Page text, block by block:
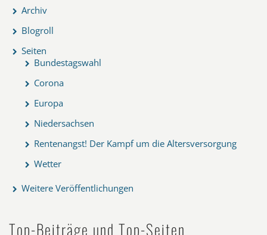
Archiv
Blogroll
Seiten
Bundestagswahl
Corona
Europa
Niedersachsen
Rentenangst! Der Kampf um die Altersversorgung
Wetter
Weitere Veröffentlichungen
Top-Beiträge und Top-Seiten